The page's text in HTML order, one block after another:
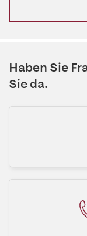
Haben Sie
Sie da.